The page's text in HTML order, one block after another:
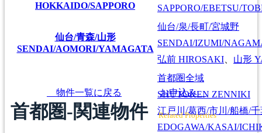
HOKKAIDO/SAPPORO
SAPPORO/EBETSU/
仙台/青森/山形
SENDAI/AOMORI/YAMAGATA
仙台/泉/長町/宮城野
SENDAI/IZUMI/
弘前 HIROSAKI 山形
首都圏全域
SHUTOKEN ZENNIKI
江戸川/葛西/市川/船橋/千
EDOGAWA/KASAI/
物件一覧に戻る お申込み
首都圏-関連物件 Related Properties